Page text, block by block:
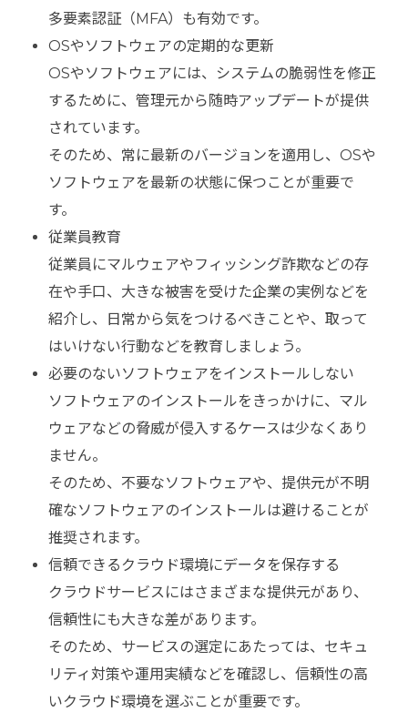
多要素認証（MFA）も有効です。
OSやソフトウェアの定期的な更新
OSやソフトウェアには、システムの脆弱性を修正
するために、管理元から随時アップデートが提供
されています。
そのため、常に最新のバージョンを適用し、OSや
ソフトウェアを最新の状態に保つことが重要で
す。
従業員教育
従業員にマルウェアやフィッシング詐欺などの存
在や手口、大きな被害を受けた企業の実例などを
紹介し、日常から気をつけるべきことや、取って
はいけない行動などを教育しましょう。
必要のないソフトウェアをインストールしない
ソフトウェアのインストールをきっかけに、マル
ウェアなどの脅威が侵入するケースは少なくあり
ません。
そのため、不要なソフトウェアや、提供元が不明
確なソフトウェアのインストールは避けることが
推奨されます。
信頼できるクラウド環境にデータを保存する
クラウドサービスにはさまざまな提供元があり、
信頼性にも大きな差があります。
そのため、サービスの選定にあたっては、セキュ
リティ対策や運用実績などを確認し、信頼性の高
いクラウド環境を選ぶことが重要です。